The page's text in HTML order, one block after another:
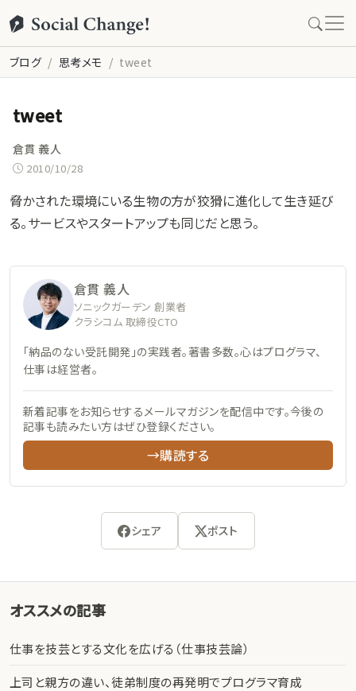
ブログ 思考メモ tweet
tweet
倉貫 義人
2010/10/28
脅かされた環境にいる生物の方が狡猾に進化して生き延び
る。サービスやスタートアップも同じだと思う。
倉貫 義人
ソニックガーデン 創業者
クラシコム 取締役CTO
「納品のない受託開発」の実践者。著書多数。心はプログラマ、
仕事は経営者。
新着記事をお知らせするメールマガジンを配信中です。今後の
記事も読みたい方はぜひ登録ください。
→購読する
シェア ポスト
オススメの記事
仕事を技芸とする文化を広げる（仕事技芸論）
上司と親方の違い、徒弟制度の再発明でプログラマ育成